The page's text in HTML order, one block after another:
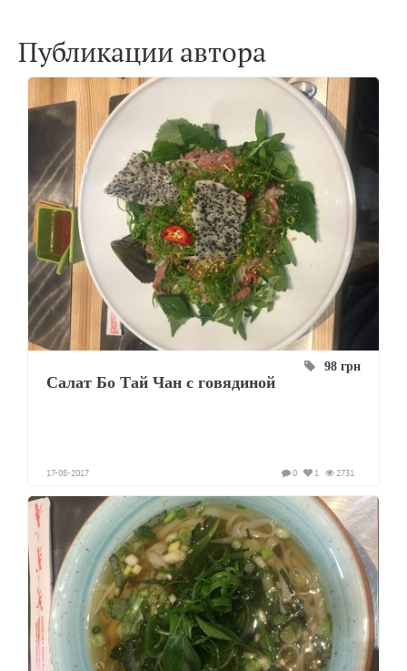
Публикации автора
98 грн
Салат Бо Тай Чан с говядиной
17-08-2017 2731
1
0